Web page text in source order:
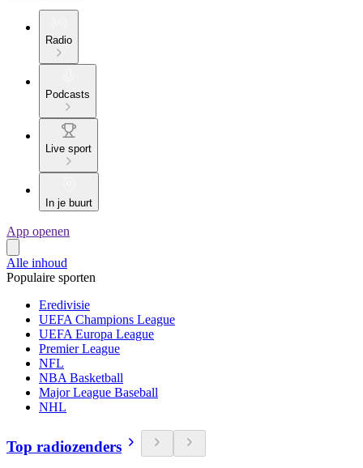
Radio
Podcasts
Live sport
In je buurt
App openen
Alle inhoud
Populaire sporten
Eredivisie
UEFA Champions League
UEFA Europa League
Premier League
NFL
NBA Basketball
Major League Baseball
NHL
Top radiozenders